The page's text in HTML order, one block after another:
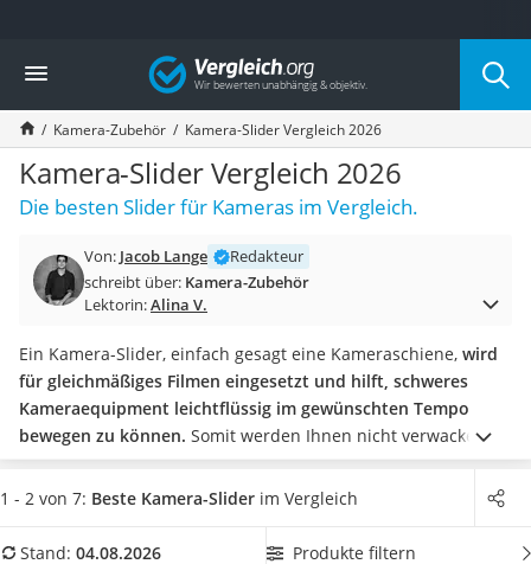
Die beliebtesten Vergleiche nach Kategorie
Elektronik
Powerstation
Monitor 32 Zoll 4K
Fernseher
Drucker
Desktop-PC
Diascanner
Laser-Multifunktionsdrucker
Powerstation mit Solarpanel
Gaming-PC
Soundbar
17-Zoll-Laptop
Satellitenschüssel
Gaming-Headset
Tablets unter 200 Euro
Vergleich
Kamera-Zubehör Kamera-Slider Vergleich 2026
Kamera-Slider Vergleich 2026
Die besten Slider für Kameras im Vergleich.
Von: Jacob Lange
Redakteur
schreibt über: Kamera-Zubehör
Lektorin:Alina V.
Ein Kamera-Slider, einfach gesagt eine Kameraschiene, wird
für gleichmäßiges Filmen eingesetzt und hilft, schweres
Kameraequipment leichtflüssig im gewünschten Tempo
bewegen zu können. Somit werden Ihnen nicht verwackelte
Aufnahmen gewährleistet. Tests im Internet zeigen eine sehr
vielfältige Auswahl zu diesem Gadget und bieten Ihnen somit
kompatibelsten Kamera-Slider für Ihr Gerät und verleihen Sie
1 - 2 von 7: Beste Kamera-Slider im Vergleich
Stand: 04.08.2026 Produkte filtern